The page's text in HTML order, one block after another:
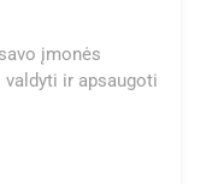
įmonės
ir apsaugoti